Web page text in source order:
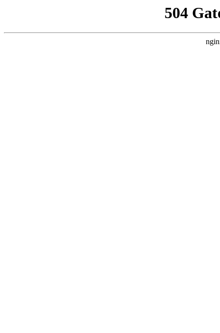
504